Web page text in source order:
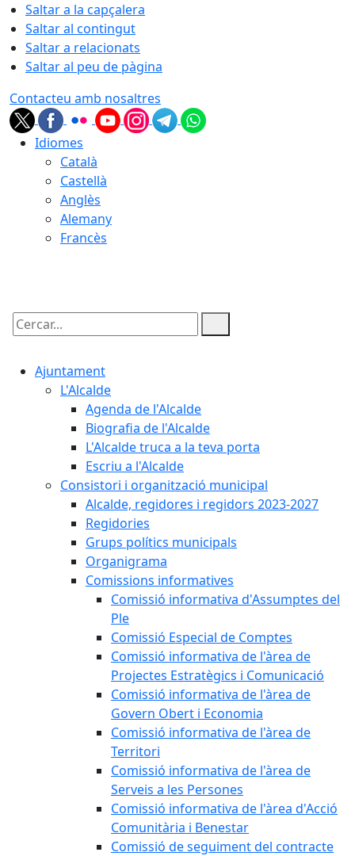
Saltar a la capçalera
Saltar al contingut
Saltar a relacionats
Saltar al peu de pàgina
Contacteu amb nosaltres
Idiomes
Català
Castellà
Anglès
Alemany
Francès
Cercar:
Ajuntament
L'Alcalde
Agenda de l'Alcalde
Biografia de l'Alcalde
L'Alcalde truca a la teva porta
Escriu a l'Alcalde
Consistori i organització municipal
Alcalde, regidores i regidors 2023-2027
Regidories
Grups polítics municipals
Organigrama
Comissions informatives
Comissió informativa d'Assumptes del
Ple
Comissió Especial de Comptes
Comissió informativa de l'àrea de
Projectes Estratègics i Comunicació
Comissió informativa de l'àrea de
Govern Obert i Economia
Comissió informativa de l'àrea de
Territori
Comissió informativa de l'àrea de
Serveis a les Persones
Comissió informativa de l'àrea d'Acció
Comunitària i Benestar
Comissió de seguiment del contracte